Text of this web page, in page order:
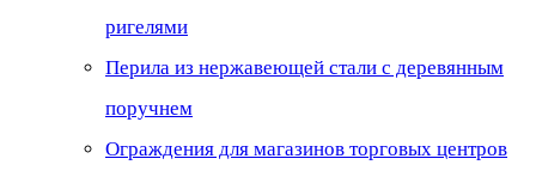
ригелями
Перила из нержавеющей стали с деревянным
поручнем
Ограждения для магазинов торговых центров